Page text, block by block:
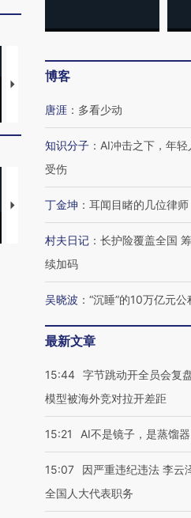
马航飞行员跨国走私7万
【推广】走进第四届链博
会，让数智科技“链”接产
【特别呈现
有意思的生
博客
唐涯 ： 多看少动
知识分子 ： AI冲击之下，年
受伤
丁金坤 ： 耳闻目睹的几位律师
村夫日记 ： 长护险覆盖全国
续加码
吴晓波 ： “沉睡”的10万亿元公
最新文章
15:44 字节跳动开全员会复
模型被海外竞对拉开差距
15:21 AI不是镜子，是蒸馏器
15:07
因严重违纪违法 李云
全国人大代表职务